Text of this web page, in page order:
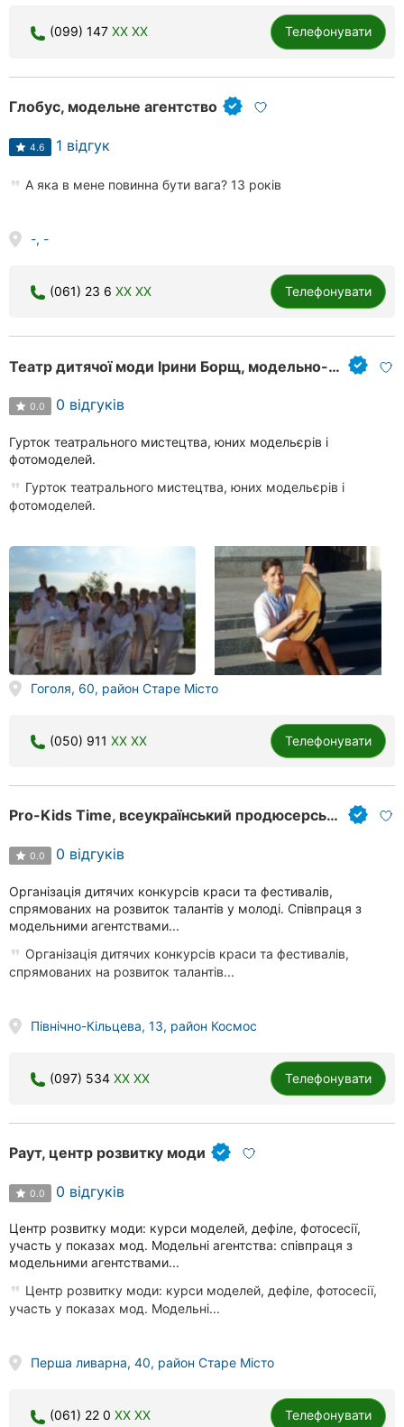
Харків
Львів
Кривий
Ріг
Миколаїв
Івано-
Франківськ
(099) 147 XX XX Телефонувати
Глобус, модельне агентство
4.6 1 відгук
А яка в мене повинна бути вага? 13 років
-, -
(061) 23 6 XX XX Телефонувати
Театр дитячої моди Ірини Борщ, модельно-театральне агентство
0.0 0 відгуків
Гурток театрального мистецтва, юних модельєрів і
фотомоделей.
Гурток театрального мистецтва, юних модельєрів і
фотомоделей.
Гоголя, 60, район Старе Місто
(050) 911 XX XX Телефонувати
Pro-Kids Time, всеукраїнський продюсерський центр
0.0 0 відгуків
Організація дитячих конкурсів краси та фестивалів,
спрямованих на розвиток талантів у молоді. Співпраця з
модельними агентствами...
Організація дитячих конкурсів краси та фестивалів,
спрямованих на розвиток талантів...
Північно-Кільцева, 13, район Космос
(097) 534 XX XX Телефонувати
Раут, центр розвитку моди
0.0 0 відгуків
Центр розвитку моди: курси моделей, дефіле, фотосесії,
участь у показах мод. Модельні агентства: співпраця з
модельними агентствами...
Центр розвитку моди: курси моделей, дефіле, фотосесії,
участь у показах мод. Модельні...
Перша ливарна, 40, район Старе Місто
(061) 22 0 XX XX Телефонувати